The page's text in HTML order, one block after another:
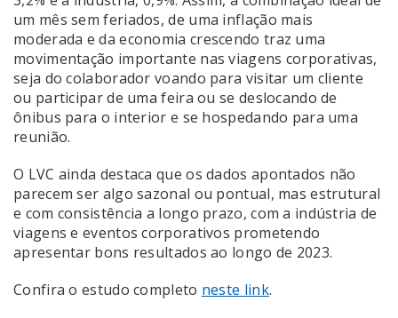
um mês sem feriados, de uma inflação mais
moderada e da economia crescendo traz uma
movimentação importante nas viagens corporativas,
seja do colaborador voando para visitar um cliente
ou participar de uma feira ou se deslocando de
ônibus para o interior e se hospedando para uma
reunião.
O LVC ainda destaca que os dados apontados não
parecem ser algo sazonal ou pontual, mas estrutural
e com consistência a longo prazo, com a indústria de
viagens e eventos corporativos prometendo
apresentar bons resultados ao longo de 2023.
Confira o estudo completo neste link.